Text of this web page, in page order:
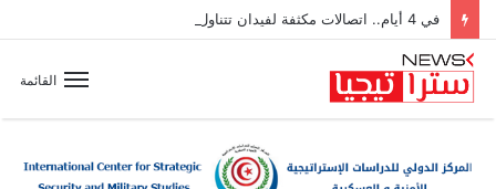
القائمة